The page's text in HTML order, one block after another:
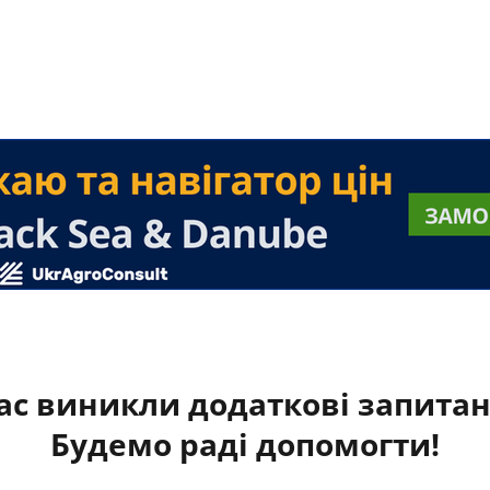
виникли додаткові
Будемо раді допомогти!